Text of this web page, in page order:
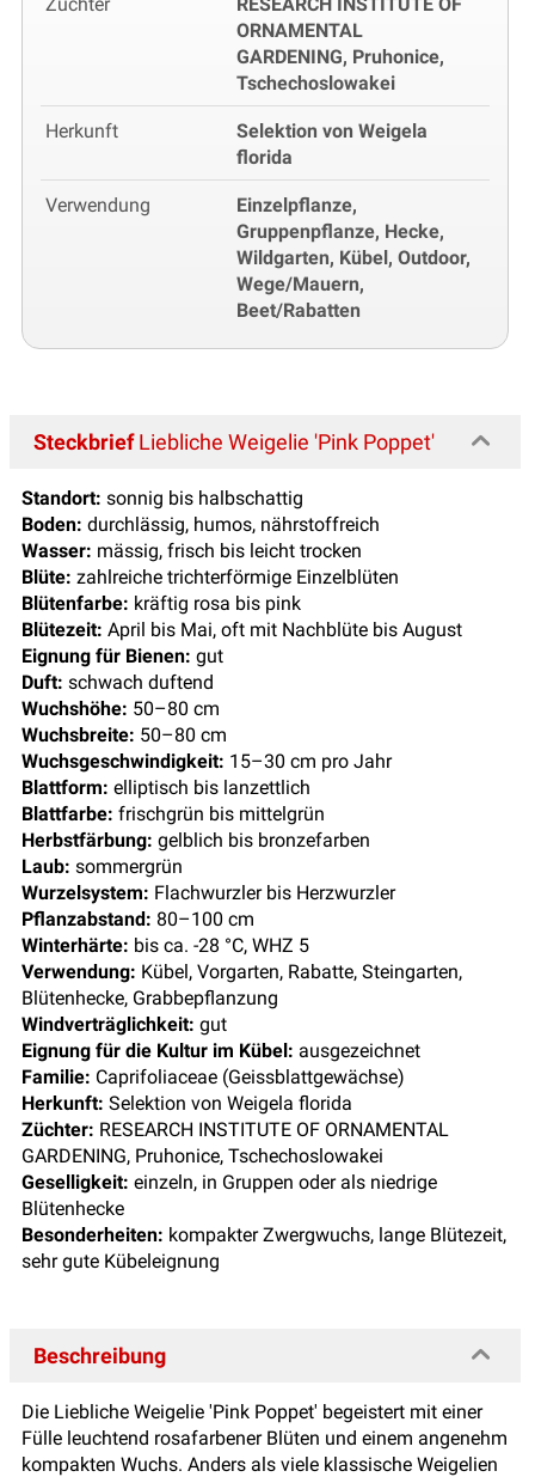
ORNAMENTAL
GARDENING, Pruhonice,
Tschechoslowakei
Herkunft
Selektion von Weigela
florida
Verwendung
Einzelpflanze,
Gruppenpflanze, Hecke,
Wildgarten, Kübel, Outdoor,
Wege/Mauern,
Beet/Rabatten
SteckbriefLiebliche Weigelie 'Pink Poppet'
Standort: sonnig bis halbschattig
Boden: durchlässig, humos, nährstoffreich
Wasser: mässig, frisch bis leicht trocken
Blüte: zahlreiche trichterförmige Einzelblüten
Blütenfarbe: kräftig rosa bis pink
Blütezeit: April bis Mai, oft mit Nachblüte bis August
Eignung für Bienen: gut
Duft: schwach duftend
Wuchshöhe: 50–80 cm
Wuchsbreite: 50–80 cm
Wuchsgeschwindigkeit: 15–30 cm pro Jahr
Blattform: elliptisch bis lanzettlich
Blattfarbe: frischgrün bis mittelgrün
Herbstfärbung: gelblich bis bronzefarben
Laub: sommergrün
Wurzelsystem: Flachwurzler bis Herzwurzler
Pflanzabstand: 80–100 cm
Winterhärte: bis ca. -28 °C, WHZ 5
Verwendung: Kübel, Vorgarten, Rabatte, Steingarten,
Blütenhecke, Grabbepflanzung
Windverträglichkeit: gut
Eignung für die Kultur im Kübel: ausgezeichnet
Familie: Caprifoliaceae (Geissblattgewächse)
Herkunft: Selektion von Weigela florida
Züchter: RESEARCH INSTITUTE OF ORNAMENTAL
GARDENING, Pruhonice, Tschechoslowakei
Geselligkeit: einzeln, in Gruppen oder als niedrige
Blütenhecke
Besonderheiten: kompakter Zwergwuchs, lange Blütezeit,
sehr gute Kübeleignung
Beschreibung
Die Liebliche Weigelie 'Pink Poppet' begeistert mit einer
Fülle leuchtend rosafarbener Blüten und einem angenehm
kompakten Wuchs. Anders als viele klassische Weigelien